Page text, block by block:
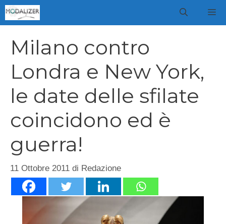
Vai
al
Milano contro
Londra e New York,
le date delle sfilate
coincidono ed è
guerra!
11 Ottobre 2011 di Redazione